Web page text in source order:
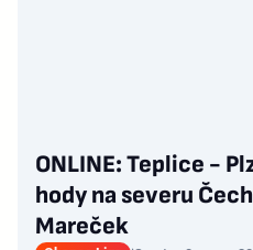
ONLINE: Teplice -
hody na severu
Mareček